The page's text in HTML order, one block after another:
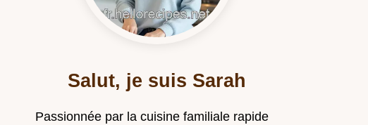
Salut, je suis Sarah
Passionnée par la cuisine familiale rapide